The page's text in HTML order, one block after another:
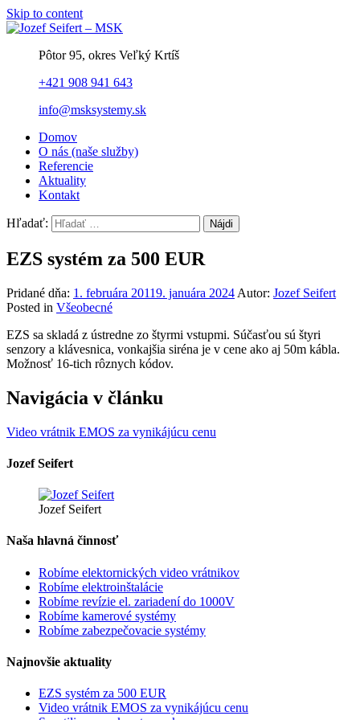
Skip to content
Pôtor 95, okres Veľký Krtíš
+421 908 941 643
info@msksystemy.sk
Domov
O nás (naše služby)
Referencie
Aktuality
Kontakt
Hľadať:
EZS systém za 500 EUR
Pridané dňa: 1. februára 20119. januára 2024 Autor: Jozef Seifert
Posted in Všeobecné
EZS sa skladá z ústredne zo štyrmi vstupmi. Súčasťou sú štyri
senzory a klávesnica, vonkajšia siréna je v cene ako aj 50m kábla.
Možnosť 16-tich rôznych kódov.
Navigácia v článku
Video vrátnik EMOS za vynikájúcu cenu
Jozef Seifert
Jozef Seifert
Naša hlavná činnosť
Robíme elektornických video vrátnikov
Robíme elektroinštalácie
Robíme revízie el. zariadení do 1000V
Robíme kamerové systémy
Robíme zabezpečovacie systémy
Najnovšie aktuality
EZS systém za 500 EUR
Video vrátnik EMOS za vynikájúcu cenu